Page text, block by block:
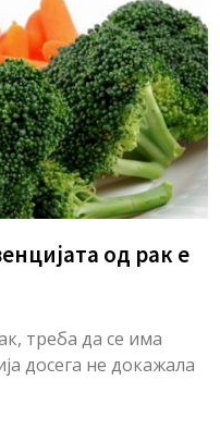
од рак е
треба да се има
досега не докажала